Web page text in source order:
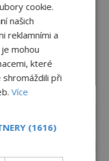
cookie.
našich
reklamními a
mohou
které
při
Více
(1616)